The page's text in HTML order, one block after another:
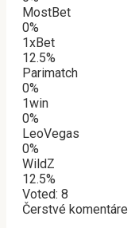
MostBet
0%
1xBet
12.5%
Parimatch
0%
1win
0%
LeoVegas
0%
WildZ
12.5%
Voted: 8
Čerstvé komentáre